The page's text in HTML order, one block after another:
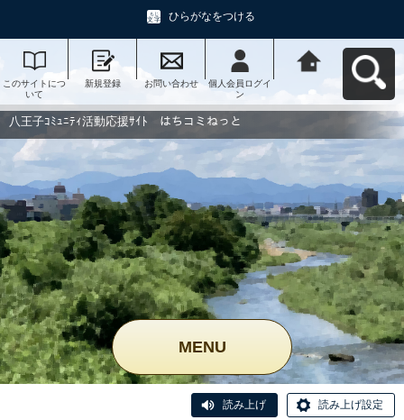
ひらがなをつける
このサイトにつ
いて
新規登録 お問い合わせ
個人会員ログイ
ン
動応援ｻｲﾄ はち
コミねっとへ戻
八王子ｺﾐｭﾆﾃｨ活動応援ｻｲﾄ はちコミねっと
MENU
読み上げ 読み上げ設定